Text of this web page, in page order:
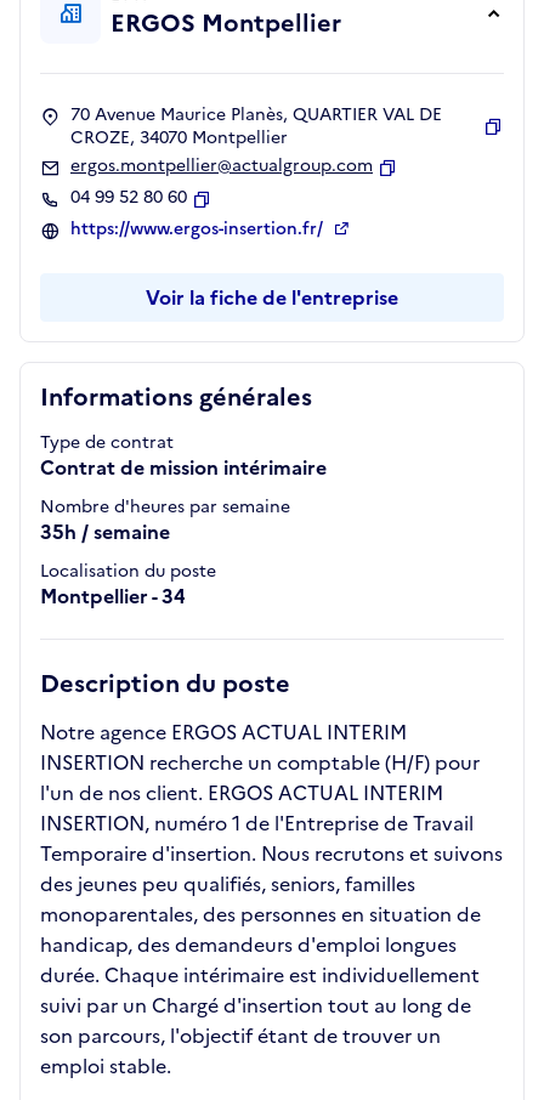
Informations générales
Type de contrat
Contrat de mission intérimaire
Nombre d'heures par semaine
35h / semaine
Localisation du poste
Montpellier - 34
Description du poste
Notre agence ERGOS ACTUAL INTERIM
INSERTION recherche un comptable (H/F) pour
l'un de nos client. ERGOS ACTUAL INTERIM
INSERTION, numéro 1 de l'Entreprise de Travail
Temporaire d'insertion. Nous recrutons et suivons
des jeunes peu qualifiés, seniors, familles
monoparentales, des personnes en situation de
handicap, des demandeurs d'emploi longues
durée. Chaque intérimaire est individuellement
suivi par un Chargé d'insertion tout au long de
son parcours, l'objectif étant de trouver un
emploi stable.
ERGOS Montpellier
70 Avenue Maurice Planès, QUARTIER VAL DE
CROZE, 34070 Montpellier
ergos.montpellier@actualgroup.com
04 99 52 80 60
Copier
https://www.ergos-insertion.fr/
Voir la fiche de l'entreprise